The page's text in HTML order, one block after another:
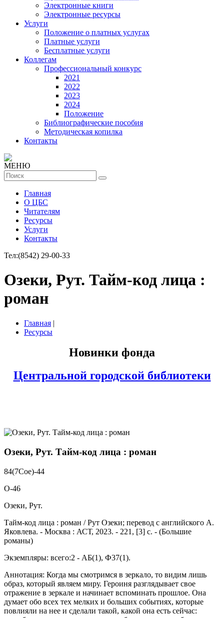
Электронные книги
Электронные ресурсы
Услуги
Положение о платных услугах
Платные услуги
Бесплатные услуги
Коллегам
Профессиональный конкурс
2021
2022
2023
2024
Положение
Библиографические пособия
Методическая копилка
Контакты
МЕНЮ
Главная
О ЦБС
Читателям
Ресурсы
Услуги
Контакты
Тел:(8542) 29-00-33
Озеки, Рут. Тайм-код лица :
роман
Главная |
Ресурсы
Новинки фонда
Центральной городской библиотеки
Озеки, Рут. Тайм-код лица : роман
84(7Сое)-44
О-46
Озеки, Рут.
Тайм-код лица : роман / Рут Озеки; перевод с английского А.
Яковлева. - Москва : АСТ, 2023. - 221, [3] с. - (Большие
романы)
Экземпляры: всего:2 - АБ(1), Ф37(1).
Аннотация: Когда мы смотримся в зеркало, то видим лишь
образ, который являем миру. Героиня разглядывает свое
отражение в зеркале и начинает вспоминать прошлое. Она
думает обо всех тех мелких и больших событиях, которые
повлияли на нее и сделали такой, какой она есть сейчас: